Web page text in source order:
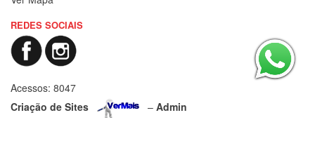
REDES SOCIAIS
Acessos: 8047
Criação de Sites
– Admin